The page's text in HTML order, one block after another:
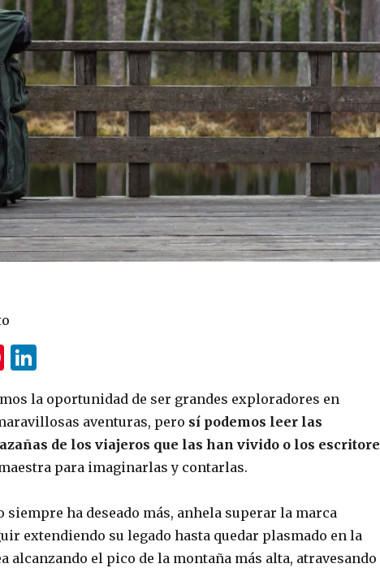
Pi
te
re
st
Li
k
e
dI
la oportunidad de ser grandes exploradores en
aventuras, pero sí podemos leer las
de los viajeros que las han vivido o los
para imaginarlas y contarlas.
siempre ha deseado más, anhela superar la marca
extendiendo su legado hasta quedar plasmado en la
alcanzando el pico de la montaña más alta, atravesando